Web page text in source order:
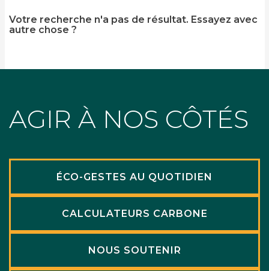
Votre recherche n'a pas de résultat. Essayez avec
autre chose ?
AGIR À NOS CÔTÉS
ÉCO-GESTES AU QUOTIDIEN
CALCULATEURS CARBONE
NOUS SOUTENIR